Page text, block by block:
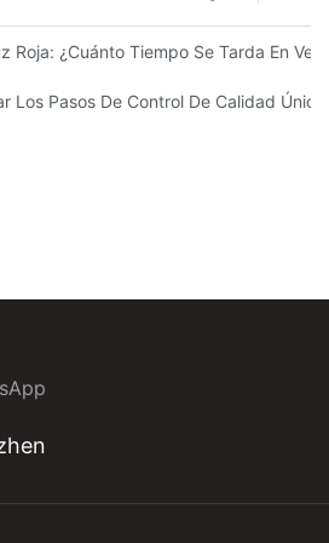
Roja: ¿cuánto Tiempo Se Tarda En Ver
Bajo Garantía?
De Terapia De Luz LED?
Los Pasos De Control De Calidad